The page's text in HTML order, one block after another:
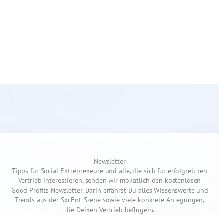
Newsletter
Tipps für Social Entrepreneure und alle, die sich für erfolgreichen
Vertrieb interessieren, senden wir monatlich den kostenlosen
Good Profits Newsletter. Darin erfährst Du alles Wissenswerte und
Trends aus der SocEnt-Szene sowie viele konkrete Anregungen,
die Deinen Vertrieb beflügeln.